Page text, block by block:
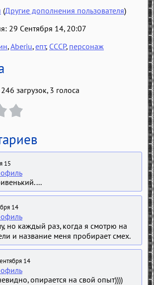
(Другие дополнения пользователя)
29 Сентября 14, 20:07
,Aberiu,епт, СССР, персонаж
загрузок, 3 голоса
15
14
но каждый раз, когда я смотрю на
и название меня пробирает смех.
14
опирается на свой опыт))))